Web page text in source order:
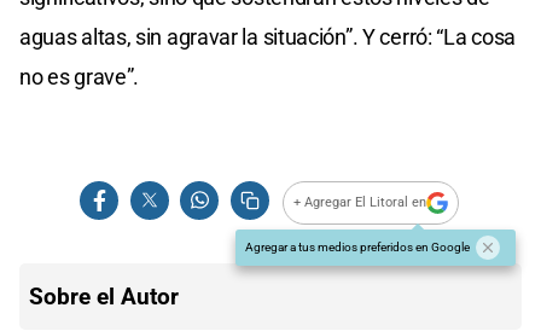
aguas altas, sin agravar la situación”. Y cerró: “La cosa
no es grave”.
+ Agregar El Litoral en
Agregar a tus medios preferidos en Google
Sobre el Autor